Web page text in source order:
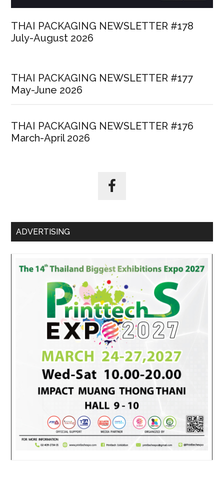
THAI PACKAGING NEWSLETTER #178
July-August 2026
THAI PACKAGING NEWSLETTER #177
May-June 2026
THAI PACKAGING NEWSLETTER #176
March-April 2026
ADVERTISING